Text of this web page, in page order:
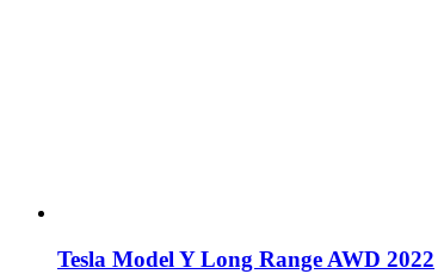
Tesla Model Y Long Range AWD 2022